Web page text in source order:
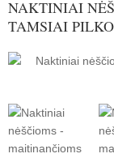
NAKTINIAI
TAMSIAI